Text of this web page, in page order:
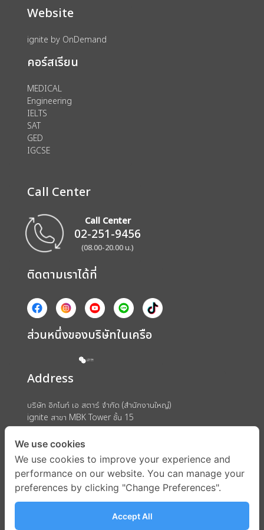
Website
ignite by OnDemand
คอร์สเรียน
MEDICAL
Engineering
IELTS
SAT
GED
IGCSE
Call Center
Call Center
02-251-9456
(08.00-20.00 น.)
ติดตามเราได้ที่
ส่วนหนึ่งของบริษัทในเครือ
Address
บริษัท อิกไนท์ เอ สตาร์ จำกัด (สำนักงานใหญ่)
ignite สาขา MBK Tower ชั้น 15
ถนนพญาไท แขวงวังใหม่ เขตปทุมวัน กรุงเทพมหานคร 10330
We use cookies
We use cookies to improve your experience and
performance on our website. You can manage your
preferences by clicking "Change Preferences".
Accept All